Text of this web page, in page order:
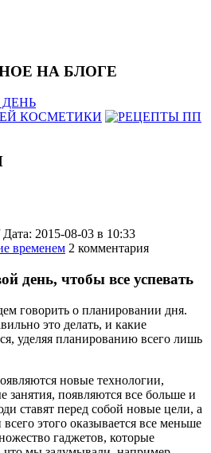
НА БЛОГЕ
Дата: 2015-08-03 в 10:33
временем 2 комментария
день, чтобы все успевать
говорить о планировании дня.
это делать, и какие
уделяя планированию всего лишь
новые технологии,
появляются все больше и
ставят перед собой новые цели, а
этого оказывается все меньше
гаджетов, которые